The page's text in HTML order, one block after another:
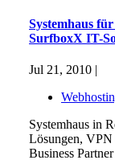
Systemhaus
SurfboxX IT-
Jul 21, 2010 |
Systemhaus in
Lösungen,
Business